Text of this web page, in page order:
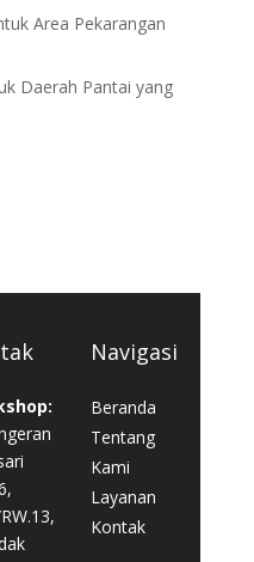
Area Pekarangan
Daerah Pantai yang
Navigasi
Beranda
Tentang
Kami
Layanan
Kontak